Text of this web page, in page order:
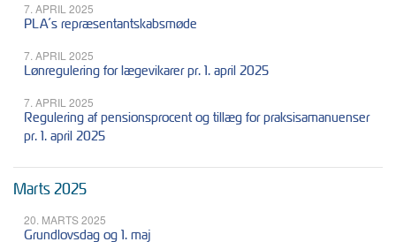
7. APRIL 2025
PLA´s repræsentantskabsmøde
7. APRIL 2025
Lønregulering for lægevikarer pr. 1. april 2025
7. APRIL 2025
Regulering af pensionsprocent og tillæg for praksisamanuenser
pr. 1. april 2025
Marts 2025
20. MARTS 2025
Grundlovsdag og 1. maj